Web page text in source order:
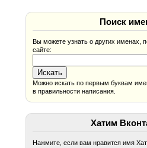
Поиск
Вы можете узнать о других именах,
сайте:
Можно искать по первым буквам
в правильности написания.
Хатим
Нажмите, если вам нравится имя